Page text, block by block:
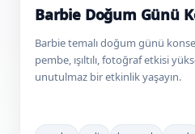
Barbie Doğum Günü
Barbie temalı doğum günü
pembe, ışıltılı, fotoğraf etkisi
unutulmaz bir etkinlik yaşayın.